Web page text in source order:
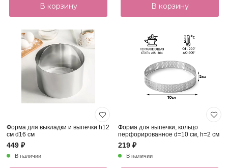
В корзину В корзину
Форма для выкладки и выпечки h12
см d16 см
449 ₽
В наличии
Форма для выпечки, кольцо
перфорированное d=10 см, h=2 см
219 ₽
В наличии